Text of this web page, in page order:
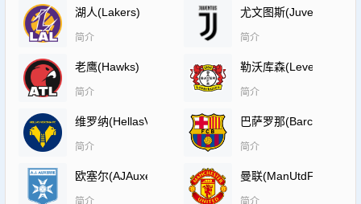
湖人(Lakers)
简介
尤文图斯(JuventusF.C.)
简介
老鹰(Hawks)
简介
勒沃库森(Leverkusen)
简介
维罗纳(HellasVeronaF.C.)
简介
巴萨罗那(Barcelona)
简介
欧塞尔(AJAuxerre) 曼联(ManUtdFC)